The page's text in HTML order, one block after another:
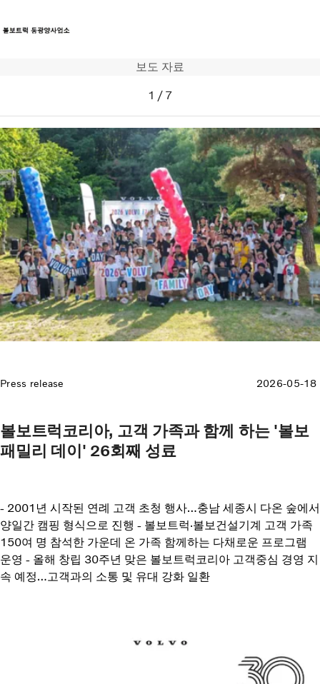
뉴스
연락처
보도 자료
1 / 7
Press release 2026-05-18
볼보트럭코리아, 고객 가족과 함께 하는 '볼보
패밀리 데이' 26회째 성료
- 2001년 시작된 연례 고객 초청 행사…충남 세종시 다온 숲에서
양일간 캠핑 형식으로 진행 - 볼보트럭·볼보건설기계 고객 가족
150여 명 참석한 가운데 온 가족 함께하는 다채로운 프로그램
운영 - 올해 창립 30주년 맞은 볼보트럭코리아 고객중심 경영 지
속 예정…고객과의 소통 및 유대 강화 일환